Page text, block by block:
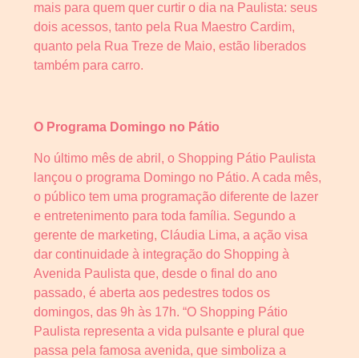
mais para quem quer curtir o dia na Paulista: seus
dois acessos, tanto pela Rua Maestro Cardim,
quanto pela Rua Treze de Maio, estão liberados
também para carro.
O Programa Domingo no Pátio
No último mês de abril, o Shopping Pátio Paulista
lançou o programa Domingo no Pátio. A cada mês,
o público tem uma programação diferente de lazer
e entretenimento para toda família. Segundo a
gerente de marketing, Cláudia Lima, a ação visa
dar continuidade à integração do Shopping à
Avenida Paulista que, desde o final do ano
passado, é aberta aos pedestres todos os
domingos, das 9h às 17h. “O Shopping Pátio
Paulista representa a vida pulsante e plural que
passa pela famosa avenida, que simboliza a